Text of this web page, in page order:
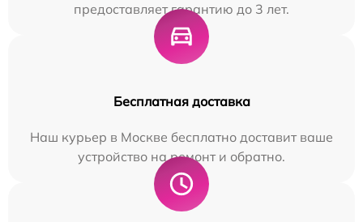
предоставляет гарантию до 3 лет.
Бесплатная доставка
Наш курьер в Москве бесплатно доставит ваше
устройство на ремонт и обратно.